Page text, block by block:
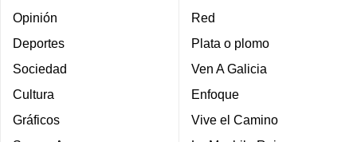
Opinión
Deportes
Sociedad
Cultura
Gráficos
Red
Plata o plomo
Ven A Galicia
Enfoque
Vive el Camino